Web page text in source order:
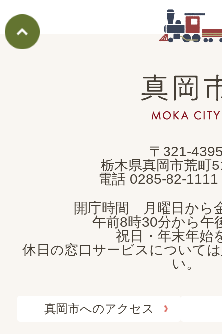
真
岡
市
CITY
〒321-
栃木県真岡市荒町
電話 0285-82-1111
開庁時間 月曜日から
午前8時30分から午
祝日・年末年始
休日の窓口サービスについては
い。
真岡市へのアクセス